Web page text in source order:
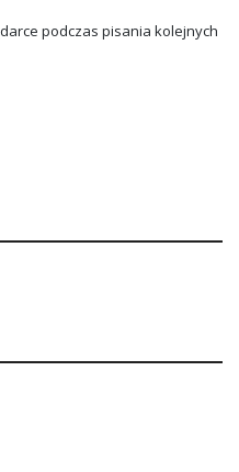
podczas pisania kolejnych